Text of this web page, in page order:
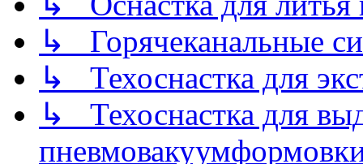
↳ Горячеканальные
↳ Техоснастка для
↳ Техоснастка для